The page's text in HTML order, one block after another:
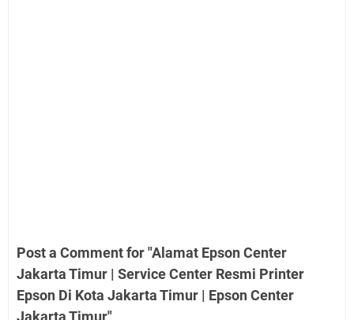
Post a Comment for "Alamat Epson Center
Jakarta Timur | Service Center Resmi Printer
Epson Di Kota Jakarta Timur | Epson Center
Jakarta Timur"